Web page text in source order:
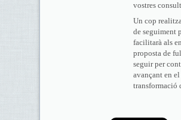
vostres
Un cop
de seguiment
facilitarà als
proposta de
seguir per
avançant en el
transformació